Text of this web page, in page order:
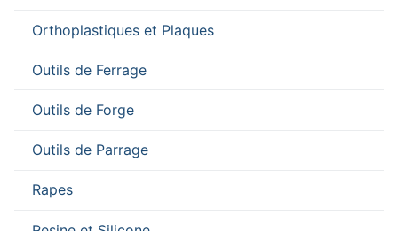
Orthoplastiques et Plaques
Outils de Ferrage
Outils de Forge
Outils de Parrage
Rapes